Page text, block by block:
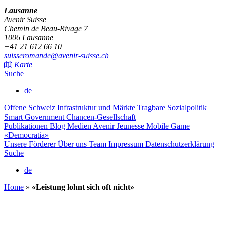
Lausanne
Avenir Suisse
Chemin de Beau-Rivage 7
1006 Lausanne
+41 21 612 66 10
suisseromande@avenir-suisse.ch
Karte
Suche
de
Offene Schweiz Infrastruktur und Märkte Tragbare Sozialpolitik
Smart Government Chancen-Gesellschaft
Publikationen Blog Medien Avenir Jeunesse Mobile Game
«Democratia»
Unsere FördererÜber uns Team Impressum Datenschutzerklärung
Suche
de
Home » «Leistung lohnt sich oft nicht»